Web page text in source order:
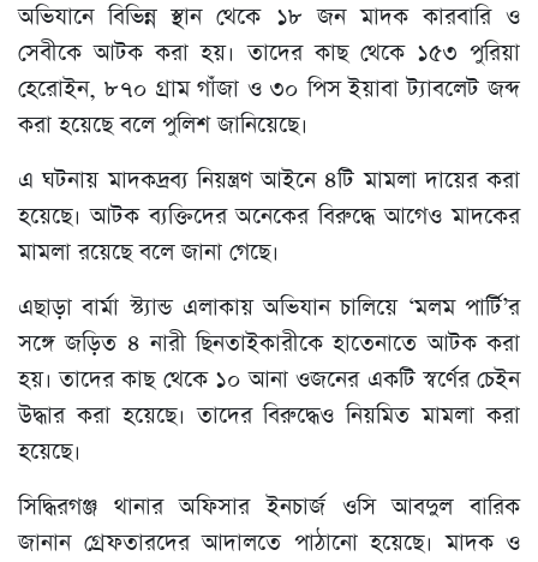
অভিযানে বিভিন্ন স্থান থেকে ১৮ জন মাদক কারবারি ও
সেবীকে আটক করা হয়। তাদের কাছ থেকে ১৫৩ পুরিয়া
হেরোইন, ৮৭০ গ্রাম গাঁজা ও ৩০ পিস ইয়াবা ট্যাবলেট জব্দ
করা হয়েছে বলে পুলিশ জানিয়েছে।
এ ঘটনায় মাদকদ্রব্য নিয়ন্ত্রণ আইনে ৪টি মামলা দায়ের করা
হয়েছে। আটক ব্যক্তিদের অনেকের বিরুদ্ধে আগেও মাদকের
মামলা রয়েছে বলে জানা গেছে।
এছাড়া বার্মা স্ট্যান্ড এলাকায় অভিযান চালিয়ে ‘মলম পার্টি’র
সঙ্গে জড়িত ৪ নারী ছিনতাইকারীকে হাতেনাতে আটক করা
হয়। তাদের কাছ থেকে ১০ আনা ওজনের একটি স্বর্ণের চেইন
উদ্ধার করা হয়েছে। তাদের বিরুদ্ধেও নিয়মিত মামলা করা
হয়েছে।
সিদ্ধিরগঞ্জ থানার অফিসার ইনচার্জ ওসি আবদুল বারিক
জানান গ্রেফতারদের আদালতে পাঠানো হয়েছে। মাদক ও